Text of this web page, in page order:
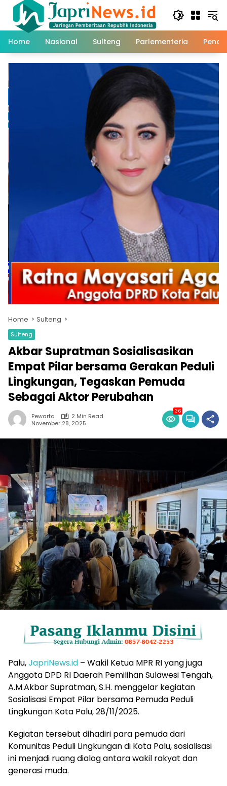
content
Home
Nasional Sulteng Parlementeria
Home Sulteng
Sulteng
Akbar Supratman Sosialisasikan
Empat Pilar bersama Gerakan Peduli
Lingkungan, Tegaskan Pemuda
Sebagai Aktor Perubahan
Pewarta
2 Min Read
November 28, 2025
36
Palu,JapriNews.id – Wakil Ketua MPR RI yang juga
Anggota DPD RI Daerah Pemilihan Sulawesi Tengah,
A.M.Akbar Supratman, S.H. menggelar kegiatan
Sosialisasi Empat Pilar bersama Pemuda Peduli
Lingkungan Kota Palu, 28/11/2025.
Kegiatan tersebut dihadiri para pemuda dari
Komunitas Peduli Lingkungan di Kota Palu, sosialisasi
ini menjadi ruang dialog antara wakil rakyat dan
generasi muda.